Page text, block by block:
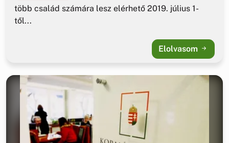
több család számára lesz elérhető 2019. július 1-
től...
Elolvasom